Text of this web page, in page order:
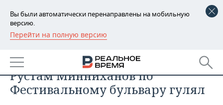
Вы были автоматически перенаправлены на мобильную
версию.
Перейти на полную версию
РЕГИОНЫ
БАШКОРТОСТАН
ТАТАРСТАН
НОВОСТИ
АНАЛИТИКА
По дороге к мундиалю: как
Рустам Минниханов по
Фестивальному бульвару гулял